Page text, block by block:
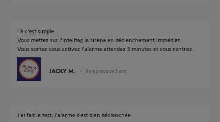
Là c'est simple.
Vous mettez sur l'intelltag la sirène en déclenchement immédiat.
Vous sortez vous activez l'alarme attendez 5 minutes et vous rentrez.
JACKY M. il y a presque 3 ans
J'ai fait le test, l'alarme s'est bien déclenchée.